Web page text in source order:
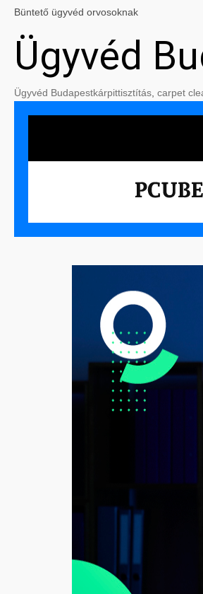
Büntető ügyvéd orvosoknak
Ügyvéd
Ügyvéd Budapestkárpittisztítás carpet